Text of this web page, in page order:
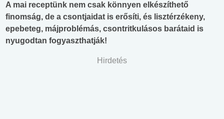
A mai receptünk nem csak könnyen elkészíthető
finomság, de a csontjaidat is erősíti, és lisztérzékeny,
epebeteg, májproblémás, csontritkulásos barátaid is
nyugodtan fogyaszthatják!
Hirdetés